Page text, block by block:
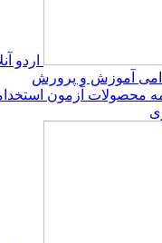
اردو
آموزش و پرورش
محصولات آزمون